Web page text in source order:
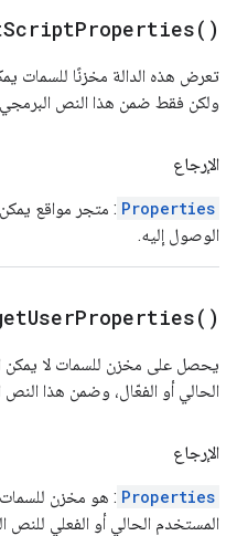
ScriptProperties( )
تعرض هذه الدالة مخزنًا للسمات
ولكن فقط ضمن هذا النص
الإرجاع
Properties : متجر مواقع
الوصول إليه.
UserProperties( )
يحصل على مخزن للسمات لا يمكن
الحالي أو الفعّال، وضمن هذا
الإرجاع
Properties : هو مخزن للسمات
المستخدم الحالي أو الفعلي للنص